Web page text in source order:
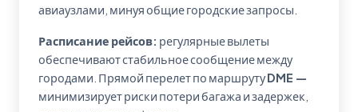
авиаузлами, минуя общие городские запросы.
Расписание рейсов: регулярные вылеты
обеспечивают стабильное сообщение между
городами. Прямой перелет по маршрутуDME —
минимизирует риски потери багажа и задержек,